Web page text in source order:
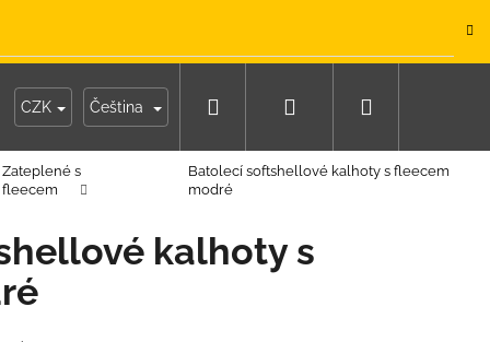
Moje objednávka
CZK Čeština Hledat Přihlášení
Zateplené s
fleecem
Batolecí softshellové kalhoty s fleecem
modré
kalhoty s